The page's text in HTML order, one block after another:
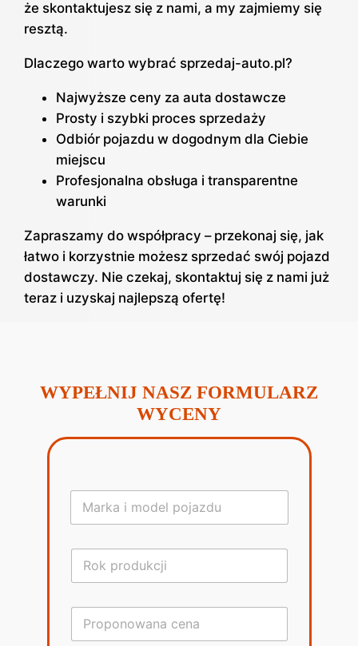
że skontaktujesz się z nami, a my zajmiemy się
resztą.
Dlaczego warto wybrać sprzedaj-auto.pl?
Najwyższe ceny za auta dostawcze
Prosty i szybki proces sprzedaży
Odbiór pojazdu w dogodnym dla Ciebie
miejscu
Profesjonalna obsługa i transparentne
warunki
Zapraszamy do współpracy – przekonaj się, jak
łatwo i korzystnie możesz sprzedać swój pojazd
dostawczy. Nie czekaj, skontaktuj się z nami już
teraz i uzyskaj najlepszą ofertę!
WYPEŁNIJ NASZ FORMULARZ
WYCENY